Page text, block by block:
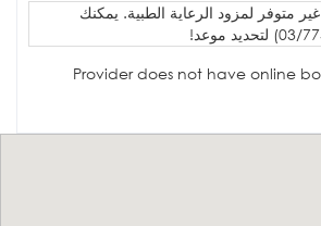
متوفر لمزود الرعاية الطبية. يمكنك
Provider does not have online